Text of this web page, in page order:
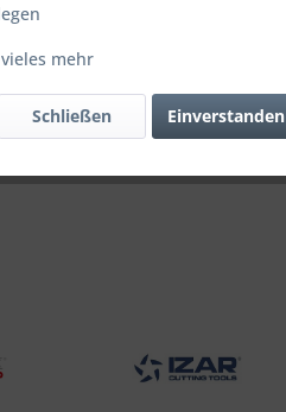
mehr
Einverstanden
Schließen